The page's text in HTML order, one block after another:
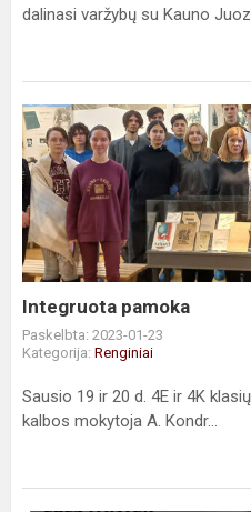
dalinasi varžybų su Kauno
Integruota
pamoka
Integruota pamoka
Paskelbta: 2023-01-23
Kategorija: Renginiai
Sausio 19 ir 20 d. 4E ir 4K
kalbos mokytoja A. Kondr...